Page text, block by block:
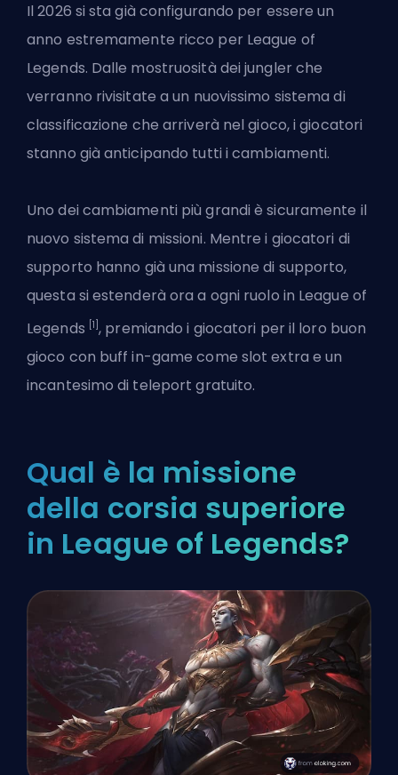
Il 2026 si sta già configurando per essere un
anno estremamente ricco per League of
Legends. Dalle mostruosità dei jungler che
verranno rivisitate a un nuovissimo sistema di
classificazione che arriverà nel gioco, i giocatori
stanno già anticipando tutti i cambiamenti.
Uno dei cambiamenti più grandi è sicuramente il
nuovo sistema di missioni. Mentre i giocatori di
supporto hanno già una missione di supporto,
questa si estenderà ora a ogni ruolo in League of
Legends [1] , premiando i giocatori per il loro buon
gioco con buff in-game come slot extra e un
incantesimo di teleport gratuito.
Qual è la missione
della corsia superiore
in League of Legends?